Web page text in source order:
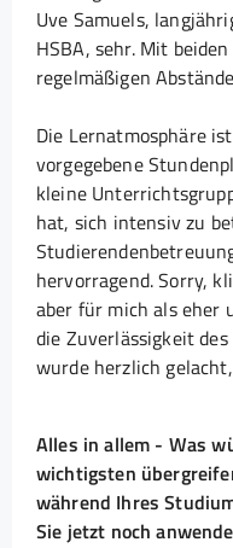
Uve Samuels,
HSBA, sehr. Mit
regelmäßigen
Die Lernatmosphäre
vorgegebene
kleine
hat, sich intensiv zu
hervorragend. Sorry,
aber für mich als
die Zuverlässigkeit
wurde herzlich
Alles in allem - Was
wichtigsten
während Ihres
Sie jetzt noch